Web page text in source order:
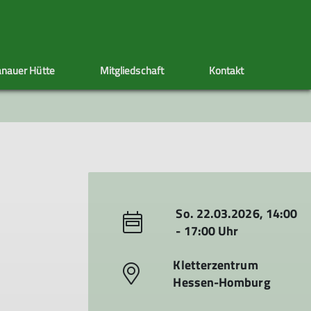
Artikel schreiben
Sektionstermine Ehrenamt
Klettersteig
Hütte Mitgliedschaft
Adressänderung Satzung
Kontakt
So. 22.03.2026, 14:00
- 17:00 Uhr
Kletterzentrum
Hessen-Homburg